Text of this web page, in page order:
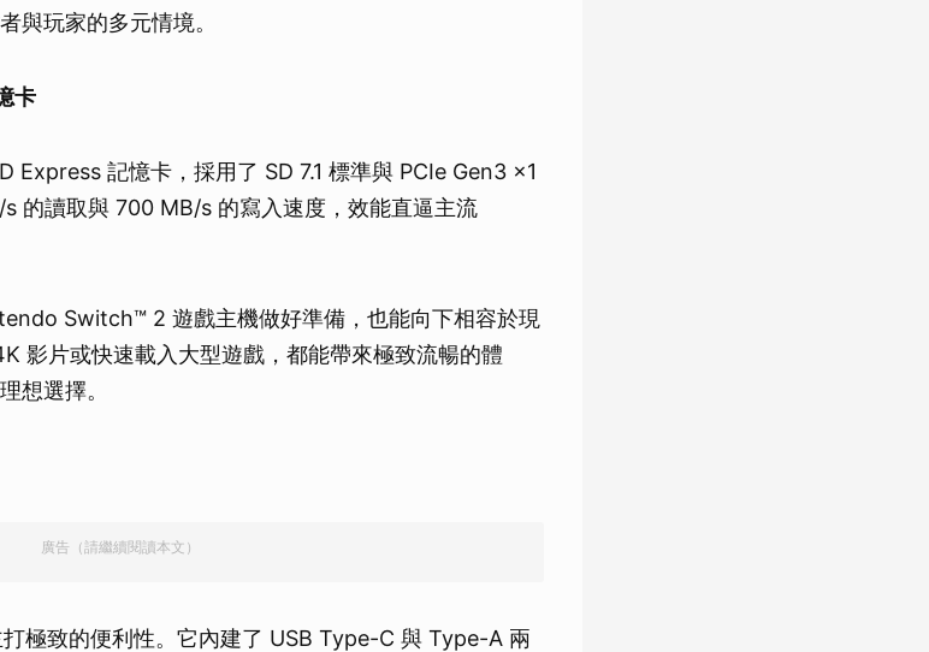
與玩家的多元情境。
卡
Express 記憶卡，採用了 SD 7.1 標準與 PCIe Gen3 x1
的讀取與 700 MB/s 的寫入速度，效能直逼主流
Switch™ 2 遊戲主機做好準備，也能向下相容於現
影片或快速載入大型遊戲，都能帶來極致流暢的體
想選擇。
廣告（請繼續閱讀本文）
極致的便利性。它內建了 USB Type-C 與 Type-A 兩